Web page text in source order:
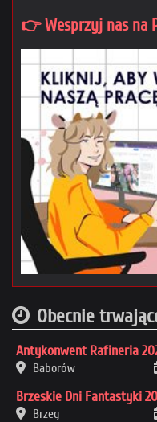
👉 Wesprzyj nas na
Obecnie
Antykonwent Rafineria
Baborów
Brzeskie Dni Fantastyki
Brzeg